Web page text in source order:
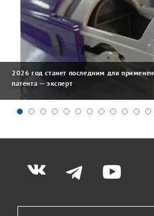
2026 год станет последним для
патента — эксперт